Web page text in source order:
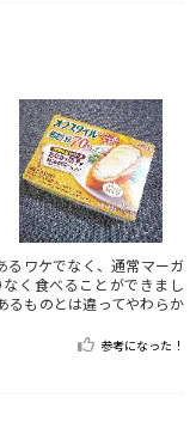
るワケでなく、通常マーガ
く食べることができまし
るものとは違ってやわらか
参考になった！